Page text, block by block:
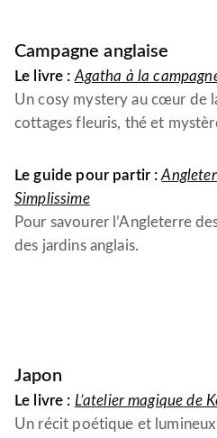
Campagne anglaise
Le livre :Agatha à la
Un cosy mystery au cœur de
cottages fleuris, thé et
Le guide pour partir :
Simplissime
Pour savourer l’Angleterre
des jardins anglais.
Japon
Le livre : L’atelier magique de
Un récit poétique et